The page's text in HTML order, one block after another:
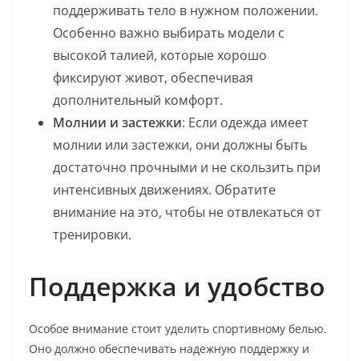
поддерживать тело в нужном положении.
Особенно важно выбирать модели с
высокой талией, которые хорошо
фиксируют живот, обеспечивая
дополнительный комфорт.
Молнии и застежки: Если одежда имеет
молнии или застежки, они должны быть
достаточно прочными и не скользить при
интенсивных движениях. Обратите
внимание на это, чтобы не отвлекаться от
тренировки.
Поддержка и удобство
Особое внимание стоит уделить спортивному белью.
Оно должно обеспечивать надежную поддержку и